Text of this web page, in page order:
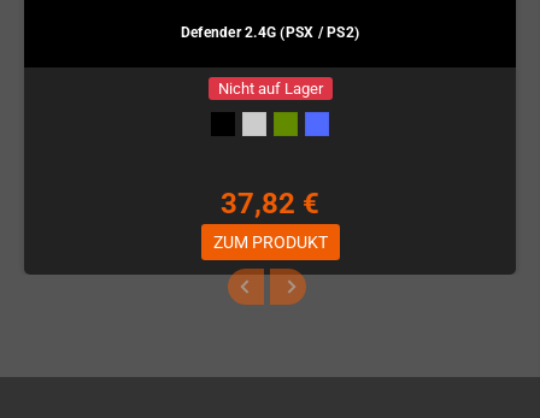
Defender 2.4G (PSX / PS2)
Nicht auf Lager
37,82 €
ZUM PRODUKT